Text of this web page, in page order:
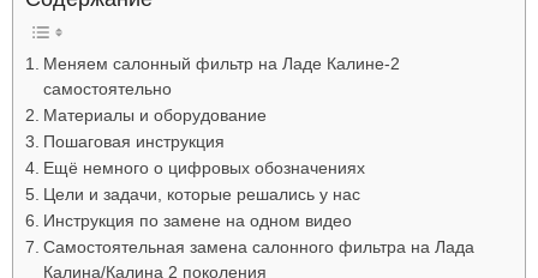
Меняем салонный фильтр на Ладе Калине-2
самостоятельно
Материалы и оборудование
Пошаговая инструкция
Ещё немного о цифровых обозначениях
Цели и задачи, которые решались у нас
Инструкция по замене на одном видео
Самостоятельная замена салонного фильтра на Лада
Калина/Калина 2 поколения